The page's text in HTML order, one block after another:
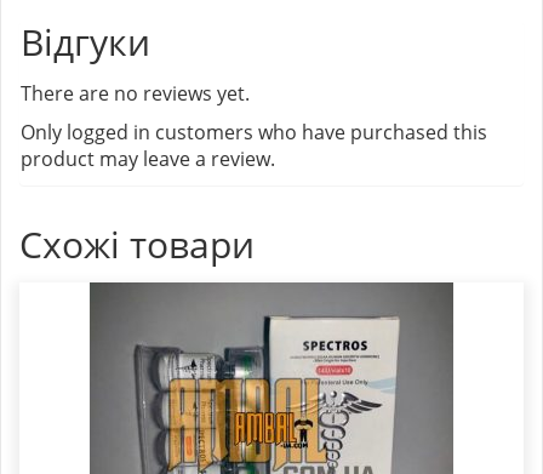
Відгуки
There are no reviews yet.
Only logged in customers who have purchased this
product may leave a review.
Схожі товари